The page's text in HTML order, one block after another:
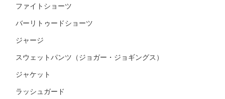
ファイトショーツ
バーリトゥードショーツ
ジャージ
スウェットパンツ（ジョガー・ジョギングス）
ジャケット
ラッシュガード